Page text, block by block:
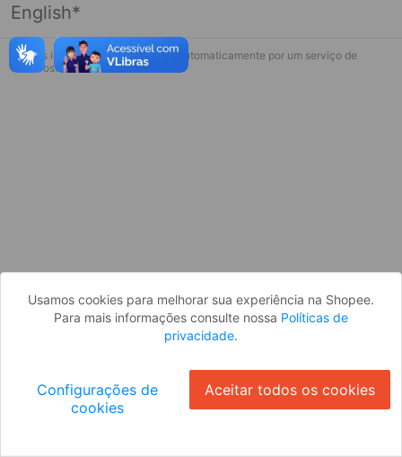
Página indisponível
Desculpe, algo deu errado. Faça login
English*
* Esses idiomas serão traduzidos automaticamente por um serviço de
terceiros.
Usamos cookies para melhorar sua experiência na Shopee.
Para mais informações consulte nossa Políticas de
privacidade.
Configurações de
cookies
Aceitar todos os cookies